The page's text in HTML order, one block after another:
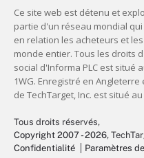
Tous droits réservés,
Copyright 2007 - 2026,
Confidentialité
Paramètres